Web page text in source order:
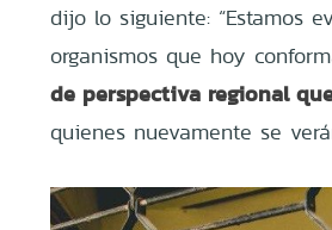
dijo lo siguiente: “Estamos
organismos que hoy
de perspectiva regional
quienes nuevamente se